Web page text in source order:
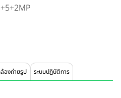
องถ่ายรูป ระบบปฏิบัติการ